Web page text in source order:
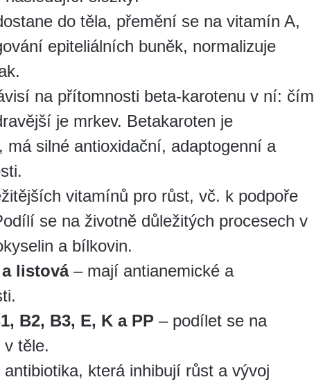
do těla, přemění se na vitamín A,
epiteliálních buněk, normalizuje
na přítomnosti beta-karotenu v ní: čím
je mrkev. Betakaroten je
má silné antioxidační, adaptogenní a
vitamínů pro růst, vč. k podpoře
se na životně důležitých procesech v
a bílkovin.
listová– mají antianemické a
B2, B3, E, K a PP – podílet se na
v těle.
která inhibují růst a vývoj